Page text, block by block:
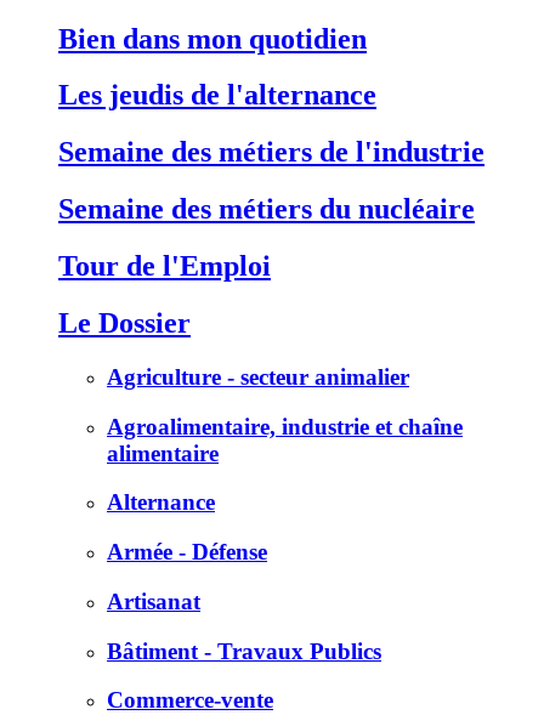
Bien dans mon quotidien
Les jeudis de l'alternance
Semaine des métiers de l'industrie
Semaine des métiers du nucléaire
Tour de l'Emploi
Le Dossier
Agriculture - secteur animalier
Agroalimentaire, industrie et chaîne
alimentaire
Alternance
Armée - Défense
Artisanat
Bâtiment - Travaux Publics
Commerce-vente